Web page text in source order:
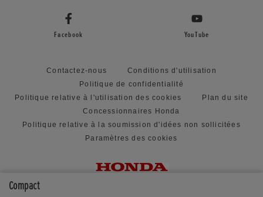
Compact
Facebook YouTube
Contactez-nous
Conditions d'utilisation
Politique de confidentialité
Politique relative à l'utilisation des cookies
Plan du site
Concessionnaires Honda
Politique relative à la soumission d'idées non sollicitées
Paramètres des cookies